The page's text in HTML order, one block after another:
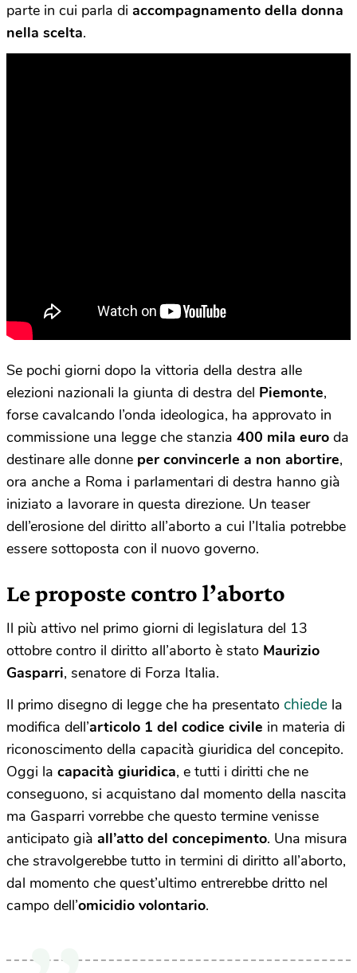
parte in cui parla di accompagnamento della donna
nella scelta.
Se pochi giorni dopo la vittoria della destra alle
elezioni nazionali la giunta di destra del Piemonte,
forse cavalcando l’onda ideologica, ha approvato in
commissione una legge che stanzia 400 mila euro da
destinare alle donne per convincerle a non abortire,
ora anche a Roma i parlamentari di destra hanno già
iniziato a lavorare in questa direzione. Un teaser
dell’erosione del diritto all’aborto a cui l’Italia potrebbe
essere sottoposta con il nuovo governo.
Le proposte contro l’aborto
Il più attivo nel primo giorni di legislatura del 13
ottobre contro il diritto all’aborto è stato Maurizio
Gasparri, senatore di Forza Italia.
Il primo disegno di legge che ha presentato chiede la
modifica dell’articolo 1 del codice civile in materia di
riconoscimento della capacità giuridica del concepito.
Oggi la capacità giuridica, e tutti i diritti che ne
conseguono, si acquistano dal momento della nascita
ma Gasparri vorrebbe che questo termine venisse
anticipato già all’atto del concepimento. Una misura
che stravolgerebbe tutto in termini di diritto all’aborto,
dal momento che quest’ultimo entrerebbe dritto nel
campo dell’omicidio volontario.